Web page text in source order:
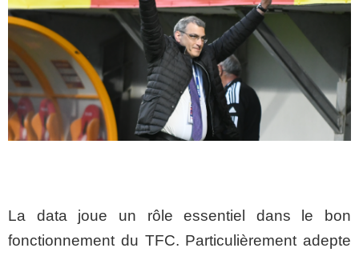
La data joue un rôle essentiel dans le bon
fonctionnement du TFC. Particulièrement adepte